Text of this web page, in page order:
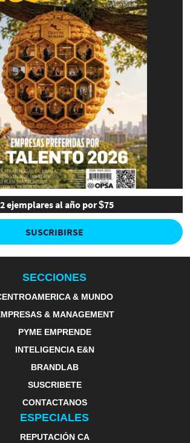
ejemplares al año por $75
SUSCRIBIRSE
SECCIONES
& MUNDO
& MANAGEMENT
PYME EMPRENDE
INTELIGENCIA E&N
BRANDLAB
SUSCRIBETE
CONTACTANOS
ESPECIALES
REPUTACIÓN CA